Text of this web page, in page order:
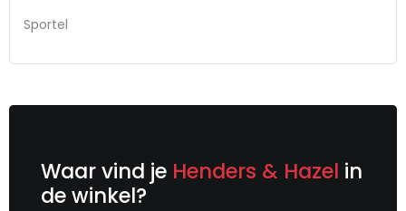
Sportel
Waar vind je Henders & Hazel in
de winkel?